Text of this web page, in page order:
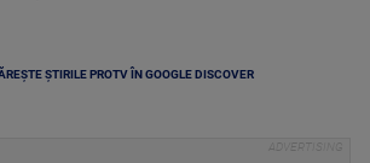
ȘTIRILE PROTV ÎN GOOGLE DISCOVER